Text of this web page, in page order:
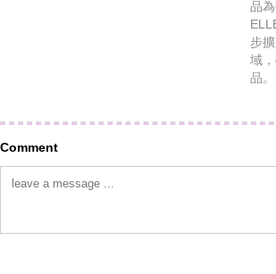
品
步
域
品。
Comment